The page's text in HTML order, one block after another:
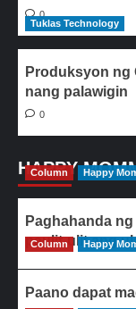
0
Tuklas Technology
Produksyon ng
nang palawigin
0
HAPPY
Column Happy
Paghahanda
paulit-ulit ang
Column Happy
Paano dapat